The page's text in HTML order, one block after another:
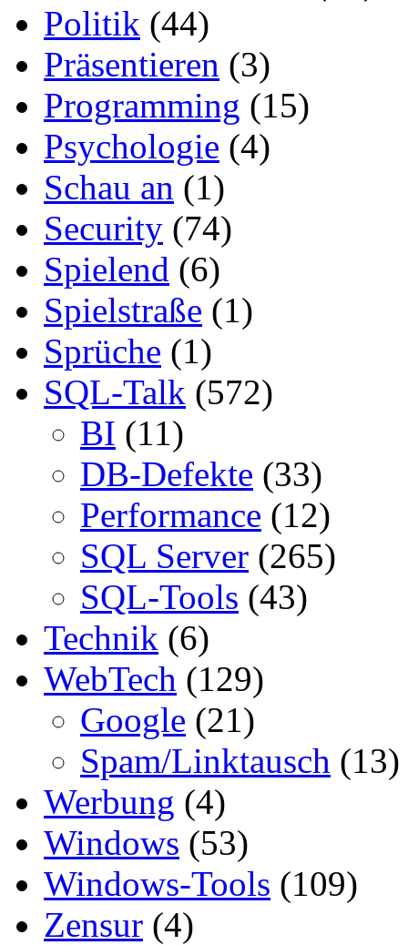
Politik (44)
Präsentieren (3)
Programming (15)
Psychologie (4)
Schau an (1)
Security (74)
Spielend (6)
Spielstraße (1)
Sprüche (1)
SQL-Talk (572)
BI (11)
DB-Defekte (33)
Performance (12)
SQL Server (265)
SQL-Tools (43)
Technik (6)
WebTech (129)
Google (21)
Spam/Linktausch (13)
Werbung (4)
Windows (53)
Windows-Tools (109)
Zensur (4)